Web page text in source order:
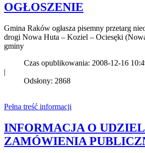
OGŁOSZENIE
Gmina Raków ogłasza pisemny przetarg
drogi Nowa Huta – Koziel – Ociesęki
gminy
Czas opublikowania: 2008-12-16
|
Odsłony: 2868
Pełna treść informacji
INFORMACJA O
ZAMÓWIENIA